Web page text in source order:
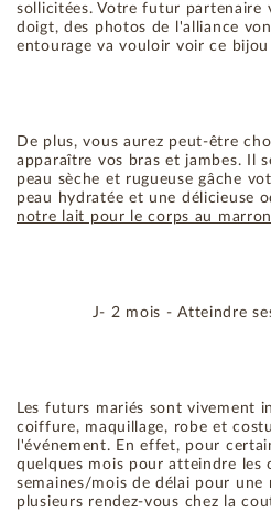
sollicitées. Votre futur partenaire
doigt, des photos de l'alliance
entourage va vouloir voir ce bijou
De plus, vous aurez peut-être
apparaître vos bras et jambes. Il
peau sèche et rugueuse gâche
peau hydratée et une délicieuse
notre lait pour le corps au
J- 2 mois - Atteindre
Les futurs mariés sont vivement
coiffure, maquillage, robe et
l'événement. En effet, pour
quelques mois pour atteindre les
semaines/mois de délai pour une
plusieurs rendez-vous chez la